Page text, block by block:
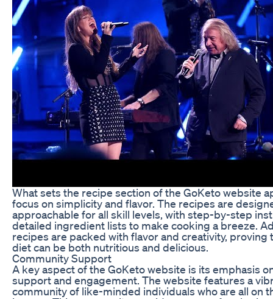
What sets the recipe section of the GoKeto website
focus on simplicity and flavor. The recipes are
approachable for all skill levels, with step-by-step
detailed ingredient lists to make cooking a breeze.
recipes are packed with flavor and creativity, proving
diet can be both nutritious and delicious.
Community Support
A key aspect of the GoKeto website is its emphasis
support and engagement. The website features a
community of like-minded individuals who are all on